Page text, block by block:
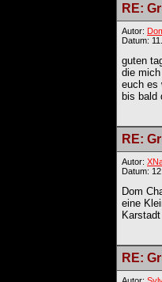
RE:
Autor:
Datum:
guten
die
euch es
bis bald
RE:
Autor:
Datum:
Dom
eine
RE: